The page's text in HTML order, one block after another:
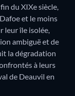
du XIXe siècle,
et le moins
leur île isolée,
ambiguë et de
la dégradation
à leurs
de Deauvil en